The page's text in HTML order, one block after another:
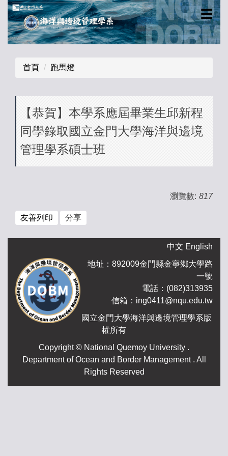
跳
到
主
要
☰
首頁 跑馬燈
【恭賀】本學系應屆畢業生邱新程
同學錄取國立金門大學海洋與邊境
管理學系碩士班
瀏覽數: 817
友善列印 分享
中文 English
地址：892009金門縣金寧鄉大學路
一號
電話：(082)313935
信箱：ing0411@nqu.edu.tw
國立金門大學海洋與邊境管理學系版
權所有
.Copyright © National Quemoy University
Department of Ocean and Border Management . All
Rights Reserved